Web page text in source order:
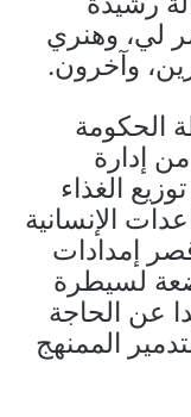
لي، وهنري
وآخرون.
الحكومة
إدارة
الغذاء
الإنسانية
إمدادات
لسيطرة
عن الحاجة
الممنهج